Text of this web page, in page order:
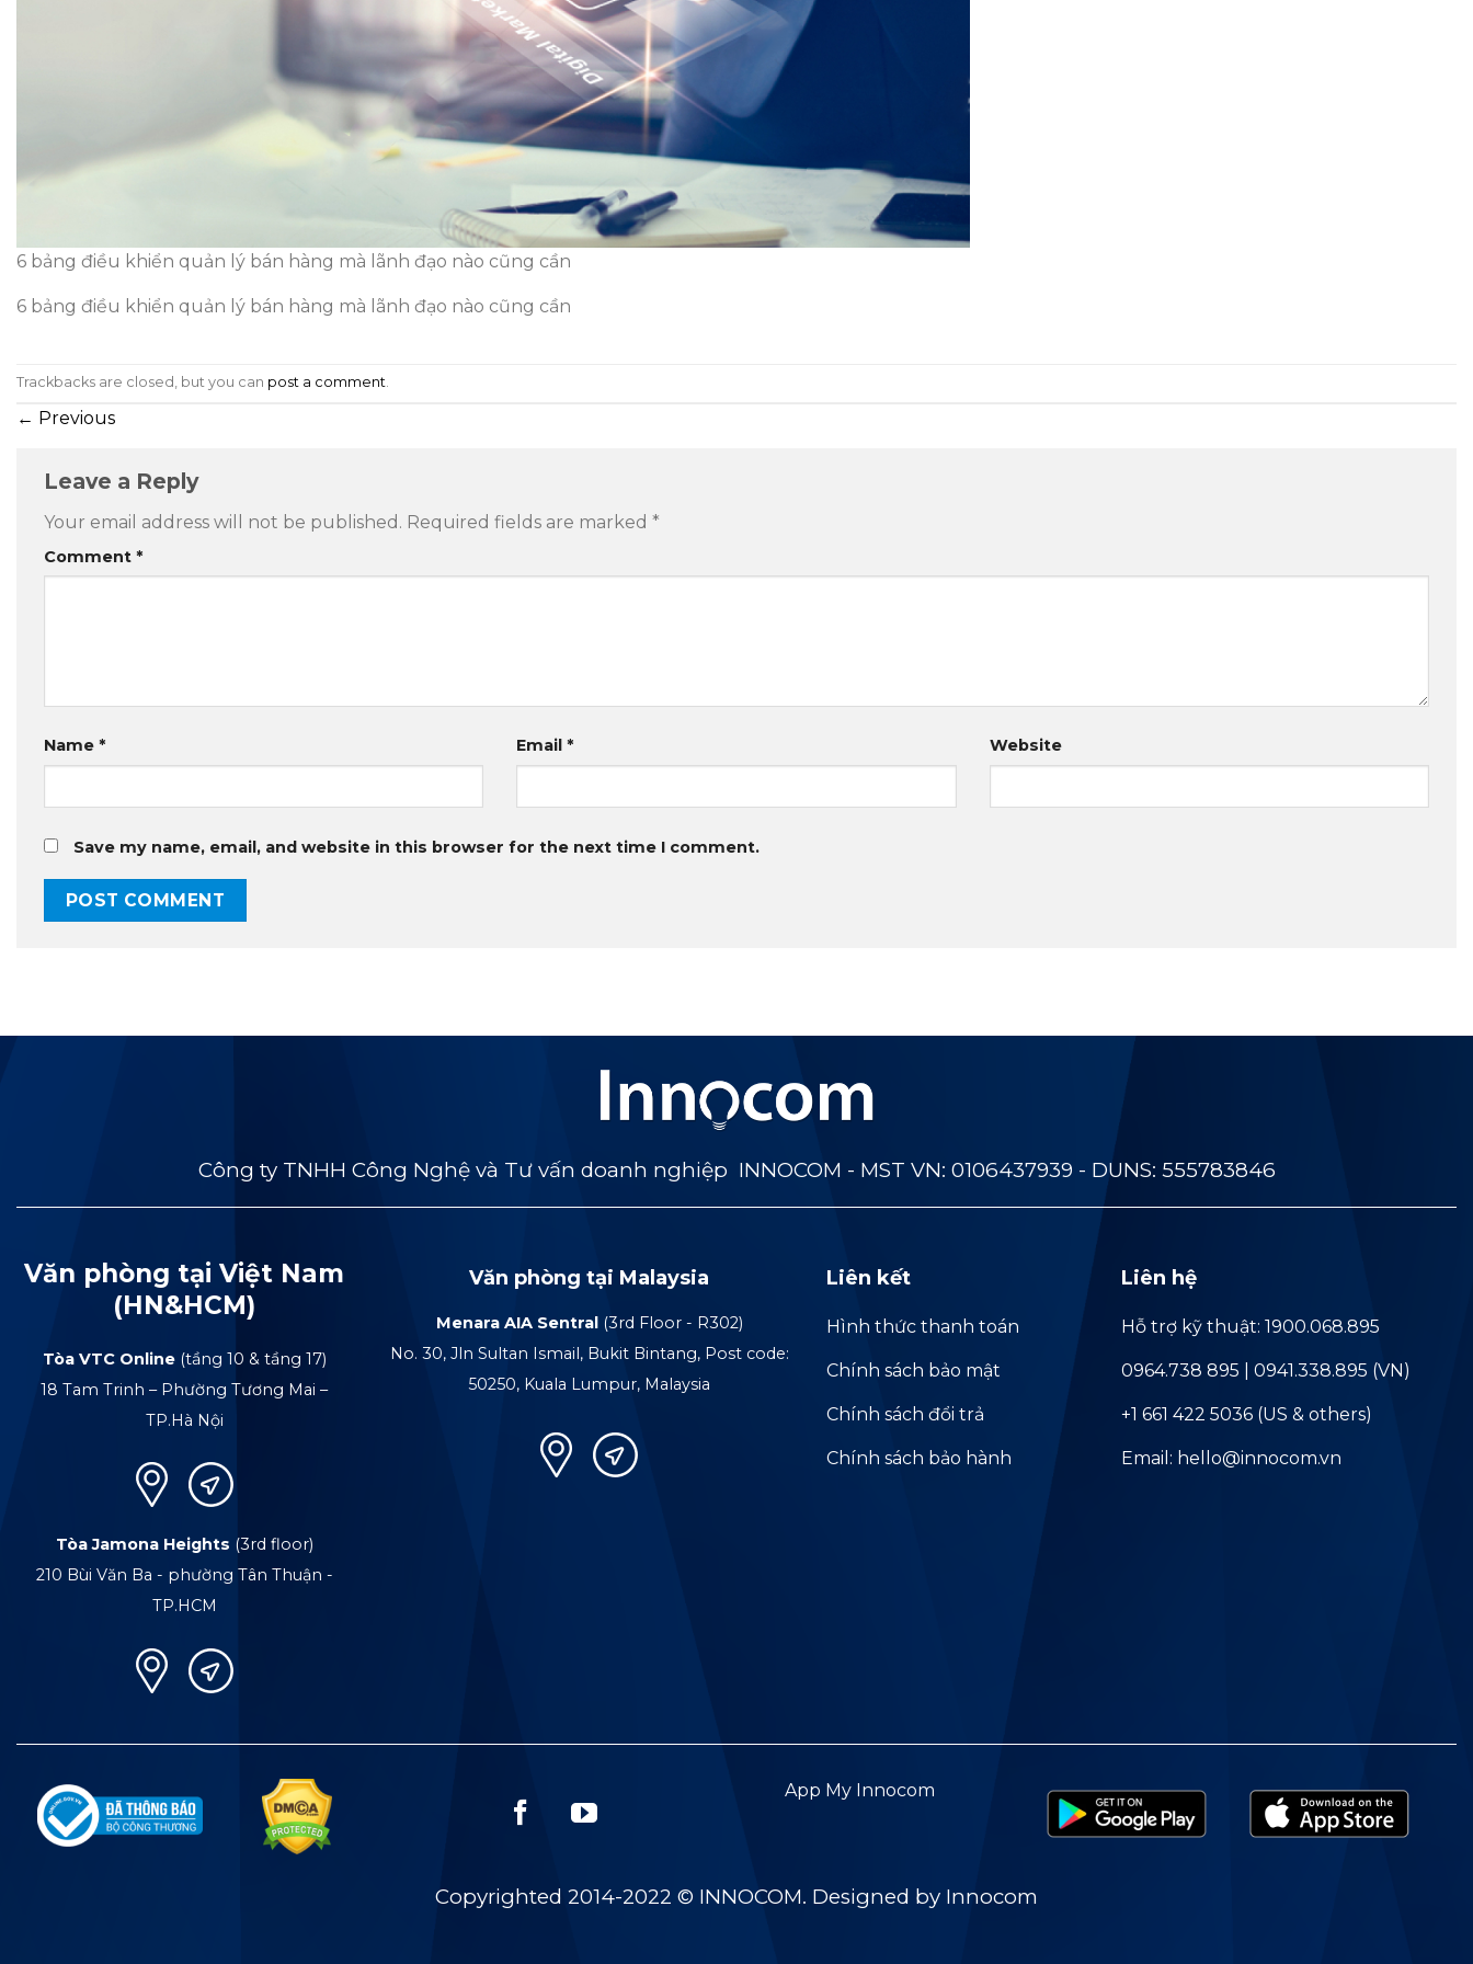
6 bảng điều khiển quản lý bán hàng mà lãnh đạo nào cũng cần
6 bảng điều khiển quản lý bán hàng mà lãnh đạo nào cũng cần
Trackbacks are closed, but you can post a comment.
← Previous
Leave a Reply
Your email address will not be published. Required fields are marked *
Comment *
Name * Email* Website
Save my name, email, and website in this browser for the next time I comment.
Công ty TNHH Công Nghệ và Tư vấn doanh nghiệp INNOCOM - MST VN: 0106437939 - DUNS: 555783846
Văn phòng tại Việt Nam
(HN&HCM)
Tòa VTC Online(tầng 10 & tầng 17)
18 Tam Trinh – Phường Tương Mai –
TP.Hà Nội
Tòa Jamona Heights (3rd floor)
210 Bùi Văn Ba - phường Tân Thuận -
TP.HCM
Văn phòng tại Malaysia
Menara AIA Sentral (3rd Floor - R302)
No. 30, Jln Sultan Ismail, Bukit Bintang, Post code:
50250, Kuala Lumpur, Malaysia
Liên kết
Hình thức thanh toán
Chính sách bảo mật
Chính sách đổi trả
Chính sách bảo hành
Liên hệ
Hỗ trợ kỹ thuật: 1900.068.895
0964.738 895 | 0941.338.895 (VN)
+1 661 422 5036 (US & others)
Email: hello@innocom.vn
App My Innocom
Copyrighted 2014-2022 © INNOCOM. Designed by Innocom